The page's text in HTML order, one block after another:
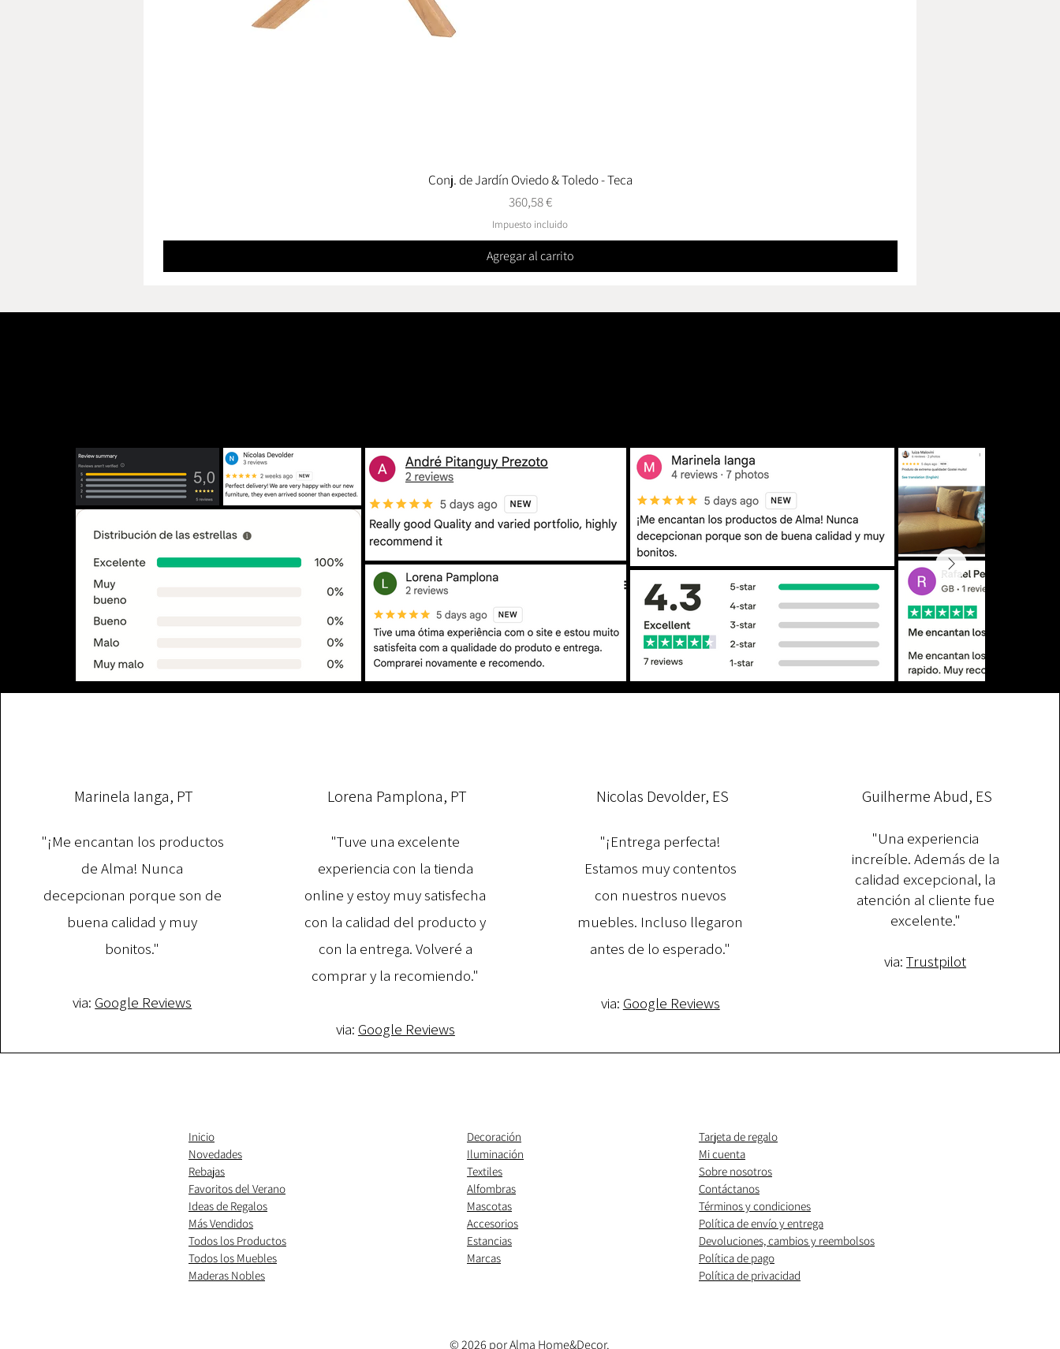
Vista rápida
Conj. de Jardín Oviedo & Toledo - Teca
Precio
360,58 €
Impuesto incluido
Agregar al carrito
Marinela Ianga, PT
"¡Me encantan los productos
de Alma! Nunca
decepcionan porque son de
buena calidad y muy
bonitos."
via: Google Reviews
Lorena Pamplona, PT
"Tuve una excelente
experiencia con la tienda
online y estoy muy satisfecha
con la calidad del producto y
con la entrega. Volveré a
comprar y la recomiendo."
via: Google Reviews
Nicolas Devolder, ES
"¡Entrega perfecta!
Estamos muy contentos
con nuestros nuevos
muebles. Incluso llegaron
antes de lo esperado."
via: Google Reviews
Guilherme Abud, ES
"Una experiencia
increíble. Además de la
calidad excepcional, la
atención al cliente fue
excelente."​
via:Trustpilot
Inicio
Novedades
Rebajas
Favoritos del Verano
Ideas de Regalos
​Más Vendidos
Todos los Productos
Todos los Muebles
Maderas Nobles
Decoración
Iluminación
Textiles
Alfombras
Mascotas
Accesorios
Estancias
Marcas
Tarjeta de regalo
Mi cuenta
Sobre nosotros
Contáctanos
Términos y condiciones
Política de envío y entrega
Devoluciones, cambios y reembolsos
Política de pago
Política de privacidad
© 2026 por Alma Home&Decor.